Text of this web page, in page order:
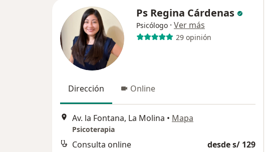
Ps Regina Cárdenas
Psicólogo · Ver más
29 opinión
Dirección Online
Av. la Fontana, La Molina • Mapa
Psicoterapia
Consulta online desde s/ 129